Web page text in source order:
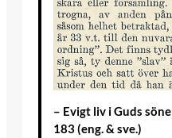
– Evigt liv i Guds
183 (eng. & sve.)